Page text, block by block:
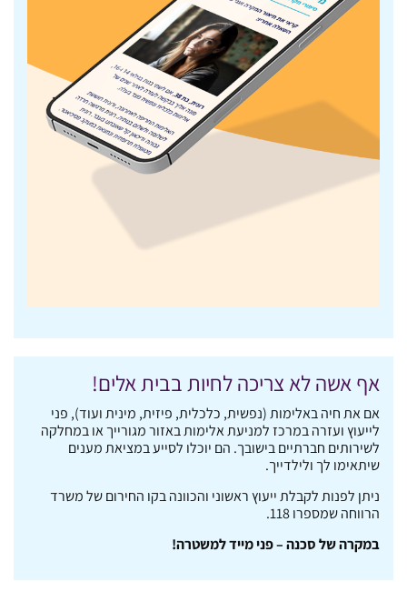
אף אשה לא צריכה לחיות בבית אלים!
אם את חיה באלימות (נפשית, כלכלית, פיזית, מינית ועוד), פני
לייעוץ ועזרה במרכז למניעת אלימות באזור מגורייך או במחלקה
לשירותים חברתיים בישובך. הם יוכלו לסייע במציאת מענים
שיתאימו לך ולילדייך.
ניתן לפנות לקבלת ייעוץ ראשוני והכוונה בקו החירום של משרד
הרווחה שמספרו 118.
במקרה של סכנה – פני מייד למשטרה!